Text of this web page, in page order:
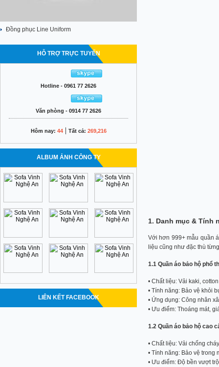
Đồng phục Line Uniform
HỖ TRỢ TRỰC TUYẾN
Hotline - 0961 77 2626
Văn phòng - 0914 77 2626
Hôm nay: 44| Tất cả: 269,216
ALBUM ẢNH CÔNG TY
LIÊN KẾT FACEBOOK
1. Danh mục & Tính
Với hơn 999+ mẫu quần
liệu cũng như đặc thù
1.1 Quần áo bảo hộ phổ
• Chất liệu: Vải kaki,
• Tính năng: Bảo vệ khỏi
• Ứng dụng: Công nhân
• Ưu điểm: Thoáng mát,
1.2 Quần áo bảo hộ cao
• Chất liệu: Vải chống
• Tính năng: Bảo vệ
• Ưu điểm: Độ bền vượt